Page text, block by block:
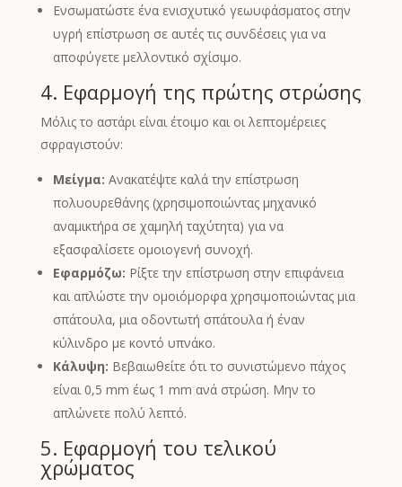
Ενσωματώστε ένα ενισχυτικό γεωυφάσματος στην
υγρή επίστρωση σε αυτές τις συνδέσεις για να
αποφύγετε μελλοντικό σχίσιμο.
4. Εφαρμογή της πρώτης στρώσης
Μόλις το αστάρι είναι έτοιμο και οι λεπτομέρειες
σφραγιστούν:
Μείγμα: Ανακατέψτε καλά την επίστρωση
πολυουρεθάνης (χρησιμοποιώντας μηχανικό
αναμικτήρα σε χαμηλή ταχύτητα) για να
εξασφαλίσετε ομοιογενή συνοχή.
Εφαρμόζω: Ρίξτε την επίστρωση στην επιφάνεια
και απλώστε την ομοιόμορφα χρησιμοποιώντας μια
σπάτουλα, μια οδοντωτή σπάτουλα ή έναν
κύλινδρο με κοντό υπνάκο.
Κάλυψη: Βεβαιωθείτε ότι το συνιστώμενο πάχος
είναι 0,5 mm έως 1 mm ανά στρώση. Μην το
απλώνετε πολύ λεπτό.
5. Εφαρμογή του τελικού
χρώματος